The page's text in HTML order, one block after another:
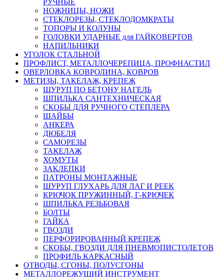
НОЖНИЦЫ, НОЖИ
СТЕКЛОРЕЗЫ, СТЕКЛОДОМКРАТЫ
ТОПОРЫ И КОЛУНЫ
ГОЛОВКИ УДАРНЫЕ для ГАЙКОВЕРТОВ
НАПИЛЬНИКИ
УГОЛОК СТАЛЬНОЙ
ПРОФЛИСТ, МЕТАЛЛОЧЕРЕПИЦА, ПРОФНАСТИЛ
ОВЕРЛОВКА КОВРОЛИНА, КОВРОВ
МЕТИЗЫ, ТАКЕЛАЖ, КРЕПЕЖ
ШУРУП ПО БЕТОНУ НАГЕЛЬ
ШПИЛЬКА САНТЕХНИЧЕСКАЯ
СКОБЫ ДЛЯ РУЧНОГО СТЕПЛЕРА
ШАЙБЫ
АНКЕРА
ДЮБЕЛЯ
САМОРЕЗЫ
ТАКЕЛАЖ
ХОМУТЫ
ЗАКЛЕПКИ
ПАТРОНЫ МОНТАЖНЫЕ
ШУРУП ГЛУХАРЬ ДЛЯ ЛАГ И РЕЕК
КРЮЧОК ПРУЖИННЫЙ, Г-КРЮЧЕК
ШПИЛЬКА РЕЗЬБОВАЯ
БОЛТЫ
ГАЙКА
ГВОЗДИ
ПЕРФОРИРОВАННЫЙ КРЕПЕЖ
СКОБЫ, ГВОЗДИ ДЛЯ ПНЕВМОПИСТОЛЕТОВ
ПРОФИЛЬ КАРКАСНЫЙ
ОТВОДЫ, СГОНЫ, ПОЛУСГОНЫ
МЕТАЛЛОРЕЖУЩИЙ ИНСТРУМЕНТ